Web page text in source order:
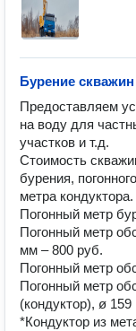
Бурение
Предоставляем
на воду для
участков и т.д.
Стоимость
бурения,
метра кондуктора.
Погонный метр
Погонный метр
мм – 800 руб.
Погонный метр
Погонный метр
(кондуктор), ø
*Кондуктор из